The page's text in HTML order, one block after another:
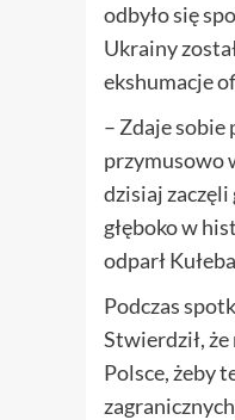
odbyło się
Ukrainy
ekshumacje
– Zdaje sobie
przymusowo
dzisiaj
głęboko w
odparł
Podczas
Stwierdził,
Polsce, żeby